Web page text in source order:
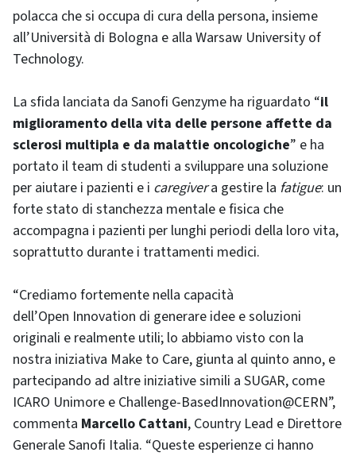
polacca che si occupa di cura della persona, insieme
all’Università di Bologna e alla Warsaw University of
Technology.
La sfida lanciata da Sanofi Genzyme ha riguardato “il
miglioramento della vita delle persone affette da
sclerosi multipla e da malattie oncologiche” e ha
portato il team di studenti a sviluppare una soluzione
per aiutare i pazienti e i caregivera gestire la fatigue: un
forte stato di stanchezza mentale e fisica che
accompagna i pazienti per lunghi periodi della loro vita,
soprattutto durante i trattamenti medici.
“Crediamo fortemente nella capacità
dell’Open Innovation di generare idee e soluzioni
originali e realmente utili; lo abbiamo visto con la
nostra iniziativa Make to Care, giunta al quinto anno, e
partecipando ad altre iniziative simili a SUGAR, come
ICARO Unimore e Challenge-BasedInnovation@CERN”,
commenta Marcello Cattani, Country Lead e Direttore
Generale Sanofi Italia. “Queste esperienze ci hanno